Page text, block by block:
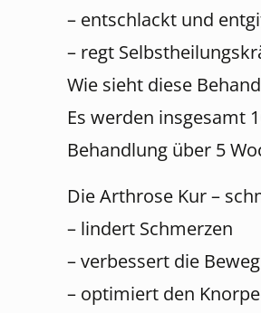
– entschlackt und
– regt
Wie sieht diese
Es werden insgesamt
Behandlung über 5
Die Arthrose Kur –
– lindert Schmerzen
– verbessert die
– optimiert den